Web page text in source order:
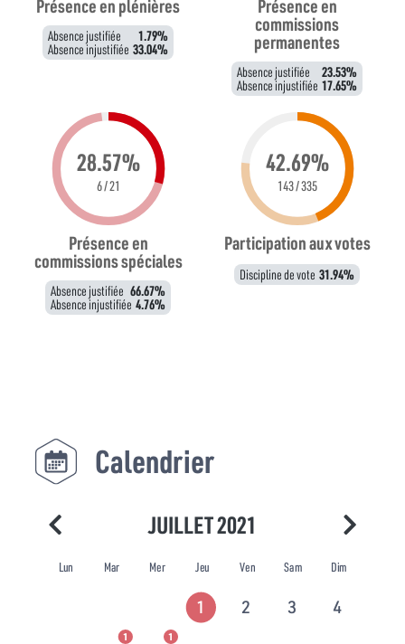
Présence en plénières
Absence justifiée 1.79%
Absence injustifiée 33.04%
Présence en
commissions
permanentes
Absence justifiée 23.53%
Absence injustifiée 17.65%
28.57%
6 / 21
Présence en
commissions spéciales
Absence justifiée 66.67%
Absence injustifiée 4.76%
42.69%
143 / 335
Participation aux votes
Discipline de vote 31.94%
Calendrier
JUILLET 2021
Lun Mar Mer Jeu Ven Sam Dim
1 2 3 4
1 1